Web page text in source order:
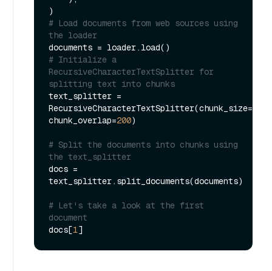
# Load documents from web sources using
the loader
# Initialize a
RecursiveCharacterTextSplitter for
splitting text into chunks
text_splitter =
RecursiveCharacterTextSplitter(chunk_size=
chunk_overlap=200)
# Split the documents into chunks using
the text_splitter
docs =
text_splitter.split_documents(documents)
# Let's take a look at the first
document
docs[1